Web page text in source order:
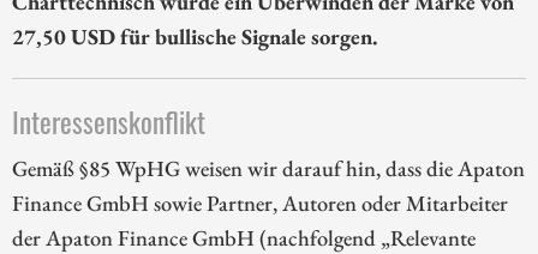
27,50 USD für bullische Signale sorgen.
Interessenskonflikt
Gemäß §85 WpHG weisen wir darauf hin, dass die Apaton
Finance GmbH sowie Partner, Autoren oder Mitarbeiter
der Apaton Finance GmbH (nachfolgend „Relevante